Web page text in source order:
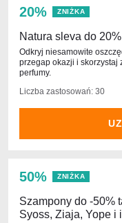
20% ZNIŻKA
Natura sleva do
Odkryj niesamowite
przegap okazji i skorzystaj
perfumy.
Liczba zastosowań: 30
50% ZNIŻKA
Szampony do -50%
Syoss, Ziaja, Yope i